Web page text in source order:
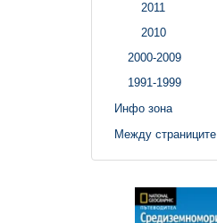
2011
2010
2000-2009
1991-1999
Инфо зона
Между страниците